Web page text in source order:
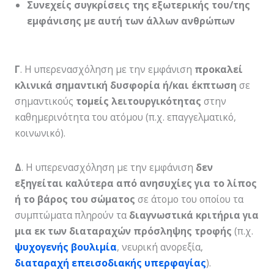
Συνεχείς συγκρίσεις της εξωτερικής του/της
εμφάνισης με αυτή των άλλων ανθρώπων
Γ. Η υπερενασχόληση με την εμφάνιση προκαλεί
κλινικά σημαντική δυσφορία ή/και έκπτωση σε
σημαντικούς τομείς λειτουργικότητας στην
καθημερινότητα του ατόμου (π.χ. επαγγελματικό,
κοινωνικό).
Δ. Η υπερενασχόληση με την εμφάνιση δεν
εξηγείται καλύτερα από ανησυχίες για το λίπος
ή το βάρος του σώματος σε άτομο του οποίου τα
συμπτώματα πληρούν τα διαγνωστικά κριτήρια για
μια εκ των διαταραχών πρόσληψης τροφής (π.χ.
ψυχογενής βουλιμία, νευρική ανορεξία,
διαταραχή επεισοδιακής υπερφαγίας).